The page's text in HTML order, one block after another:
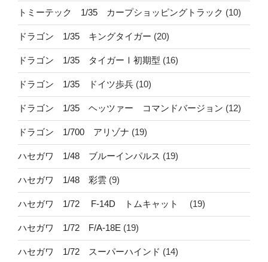
トミーテック 1/35 カープショッピングトラック (10)
ドラゴン 1/35 キングタイガー (20)
ドラゴン 1/35 タイガーⅠ初期型 (16)
ドラゴン 1/35 ドイツ歩兵 (10)
ドラゴン 1/35 ヘッツァー コマンドバージョン (12)
ドラゴン 1/700 アリゾナ (19)
ハセガワ 1/48 ブルーインパルス (19)
ハセガワ 1/48 彩雲 (9)
ハセガワ 1/72 F-14D トムキャット (19)
ハセガワ 1/72 F/A-18E (19)
ハセガワ 1/72 スーパーハインド (14)